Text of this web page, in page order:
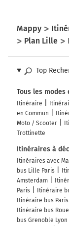
Mappy
Plan Lille
Top
Tous les
Itinéraire
en Commun
Moto / Scooter
Trottinette
Itinéraires à
Itinéraires avec
bus Lille Paris
Amsterdam
Paris
Itinéraire
Itinéraire bus
Itinéraire bus
bus Grenoble Lyon